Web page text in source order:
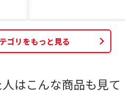
ゴリをもっと見る
はこんな商品も見て